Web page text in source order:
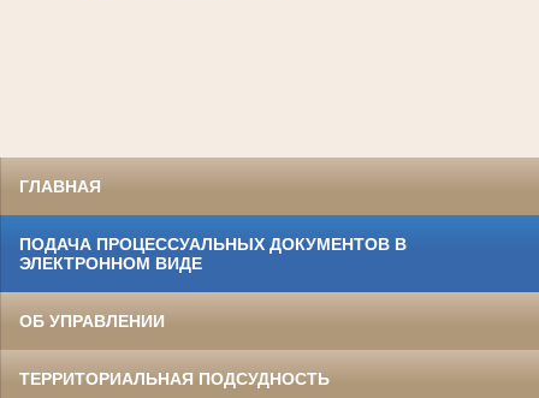
ГЛАВНАЯ
ПОДАЧА ПРОЦЕССУАЛЬНЫХ ДОКУМЕНТОВ В
ЭЛЕКТРОННОМ ВИДЕ
ОБ УПРАВЛЕНИИ
ТЕРРИТОРИАЛЬНАЯ ПОДСУДНОСТЬ